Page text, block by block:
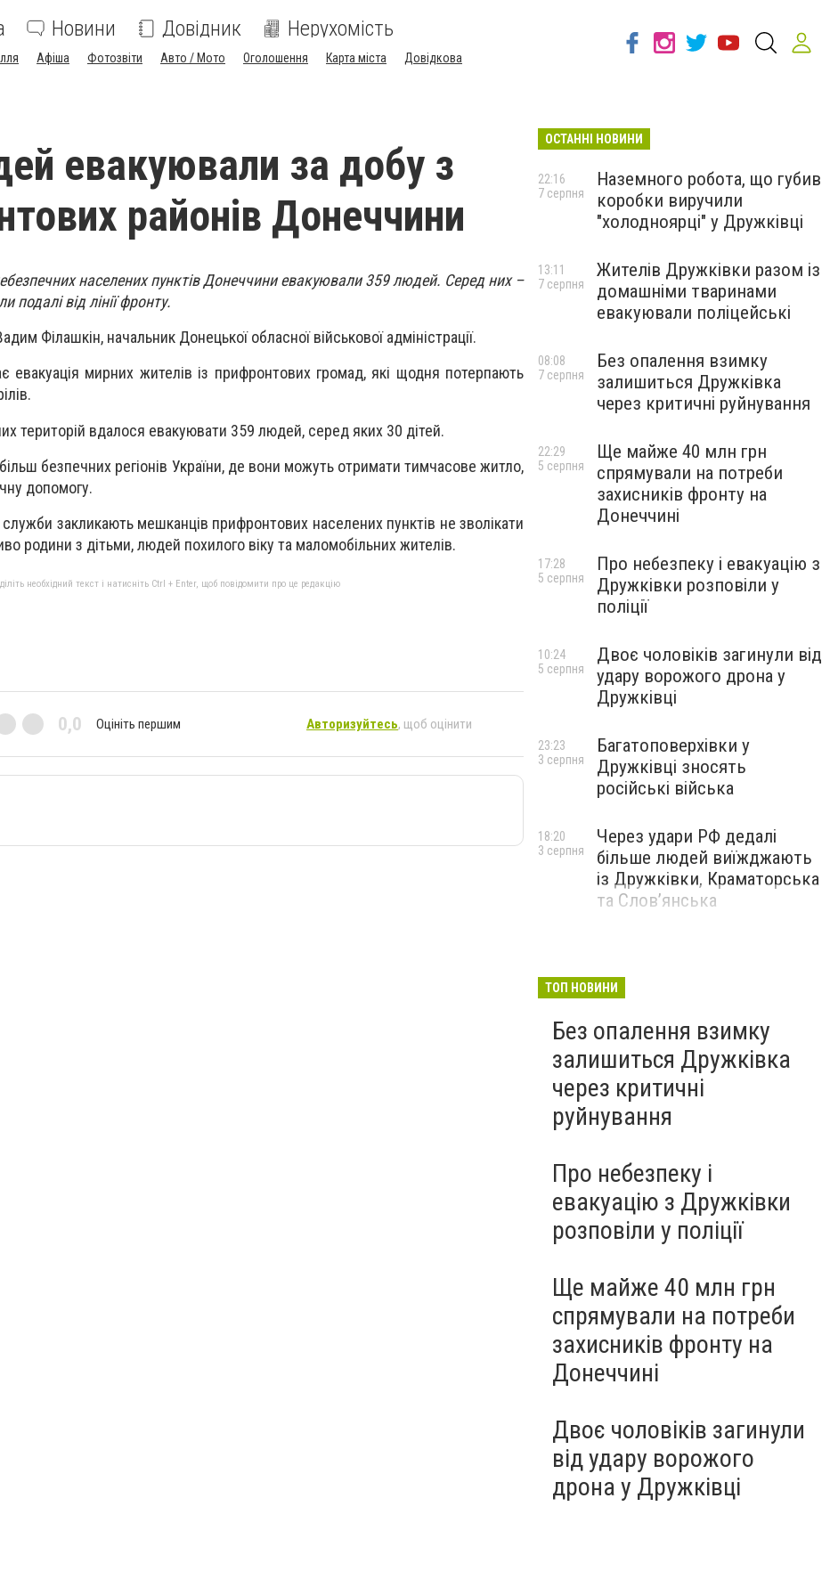
Новини Довідник Нерухомість
Афіша Фотозвіти Авто / Мото Оголошення Карта міста Довідкова
евакуювали за добу з
районів Донеччини
населених пунктів Донеччини евакуювали 359 людей. Серед них –
подалі від лінії фронту.
Філашкін, начальник Донецької обласної військової адміністрації.
евакуація мирних жителів із прифронтових громад, які щодня потерпають
територій вдалося евакуювати 359 людей, серед яких 30 дітей.
безпечних регіонів України, де вони можуть отримати тимчасове житло,
допомогу.
служби закликають мешканців прифронтових населених пунктів не зволікати
родини з дітьми, людей похилого віку та маломобільних жителів.
необхідний текст і натисніть Ctrl + Enter, щоб повідомити про це редакцію
0,0 Оцініть першим Авторизуйтесь, щоб оцінити
ОСТАННІ НОВИНИ
Наземного робота, що губив
коробки виручили
"холодноярці" у Дружківці
22:16
7 серпня
Жителів Дружківки разом із
домашніми тваринами
евакуювали поліцейські
13:11
7 серпня
Без опалення взимку
залишиться Дружківка
через критичні руйнування
08:08
7 серпня
Ще майже 40 млн грн
спрямували на потреби
захисників фронту на
Донеччині
22:29
5 серпня
Про небезпеку і евакуацію з
Дружківки розповіли у
поліції
17:28
5 серпня
Двоє чоловіків загинули від
удару ворожого дрона у
Дружківці
10:24
5 серпня
Багатоповерхівки у
Дружківці зносять
російські війська
23:23
3 серпня
Через удари РФ дедалі
більше людей виїжджають
із Дружківки, Краматорська
та Слов’янська
18:20
3 серпня
ТОП НОВИНИ
Без опалення взимку
залишиться Дружківка
через критичні
руйнування
Про небезпеку і
евакуацію з Дружківки
розповіли у поліції
Ще майже 40 млн грн
спрямували на потреби
захисників фронту на
Донеччині
Двоє чоловіків загинули
від удару ворожого
дрона у Дружківці